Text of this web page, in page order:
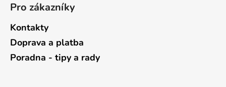
Pro zákazníky
Kontakty
Doprava a platba
Poradna - tipy a rady